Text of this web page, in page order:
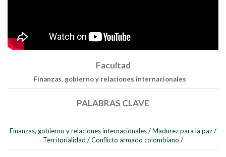
Facultad
Finanzas, gobierno y relaciones internacionales
PALABRAS CLAVE
Finanzas, gobierno y relaciones internacionales/Madurez para la paz/
Territorialidad /Conflicto armado colombiano /